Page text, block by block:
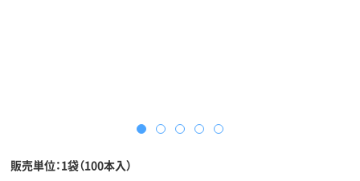
販売単位：1袋（100本入）